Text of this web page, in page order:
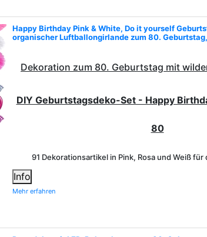
Happy Birthday Pink & White, Do it yourself
organischer Luftballongirlande zum 80.
Dekoration zum 80. Geburtstag mit
DIY Geburtstagsdeko-Set - Happy
80
91 Dekorationsartikel in Pink, Rosa und Weiß
Info
Mehr erfahren